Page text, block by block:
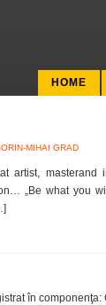
HOME
MIHAI GRAD
artist, masterand
„Be what you
în componenţa: